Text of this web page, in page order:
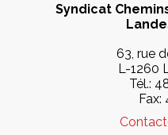
Syndicat
63, rue
L-1260
Tél.:
Fax: